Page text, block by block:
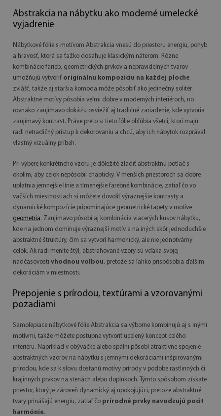
Abstrakcia na nábytku ako moderné umelecké
vyjadrenie
Nábytkové fólie s motívom Abstrakcia vnesú do priestoru energiu, pohyb
a hravosť, ktorá sa ťažko dosahuje klasickým náterom. Rôzne
kombinácie farieb, geometrických prvkov a nepravidelných tvarov
umožňujú vytvoriť originálnu kompozíciu na každej ploche
zvlášť, takže aj staršia komoda môže pôsobiť ako jedinečný solitér.
Abstraktné motívy pôsobia veľmi dobre v moderných interiéroch, no
rovnako zaujímavo dokážu osviežiť aj tradičné zariadenie, kde vytvoria
zaujímavý kontrast. Práve preto si tieto fólie obľúbia všetci, ktorí majú
radi netradičný prístup k dekorovaniu a chcú, aby ich nábytok rozprával
vlastný vizuálny príbeh.
Pri výbere konkrétneho vzoru je dôležité zladiť abstraktnú potlač s
okolím, aby celok nepôsobil chaoticky. V menších priestoroch sa dobre
uplatnia jemnejšie línie a tlmenejšie farebné kombinácie, zatiaľ čo vo
väčších miestnostiach si môžete dovoliť výraznejšie kontrasty a
dynamické kompozície pripomínajúce geometrické tapety v motíve
geometria. Zaujímavo pôsobí aj kombinácia viacerých kusov nábytku,
kde na jednom dominuje výraznejší motív a na iných skôr jednoduchšie
abstraktné štruktúry, čím sa vytvorí harmonický, ale nie jednotvárny
celok. Ak radi meníte štýl, abstrahované vzory sú vďaka svojej
nadčasovosti vhodnou voľbou, pretože sa ľahko prispôsobia ďalším
dekoráciám v miestnosti.
Prepojenie s prírodou, textúrami a vzorovanými
pozadiami
Samolepiace nábytkové fólie Abstrakcia sa výborne kombinujú aj s inými
motívmi, takže môžete postupne vytvoriť ucelený koncept celého
interiéru. Napríklad v obývačke alebo spálni pôsobí atraktívne spojenie
abstraktných vzorov na nábytku s jemnými dekoráciami inšpirovanými
prírodou, kde sa k slovu dostanú motívy prírody v podobe rastlinných či
krajinných prvkov na stenách alebo doplnkoch. Týmto spôsobom získate
priestor, ktorý je zároveň dynamický aj upokojujúci, pretože abstraktné
tvary prinášajú energiu, zatiaľ čo prírodné prvky navodzujú pocit
harmónie.